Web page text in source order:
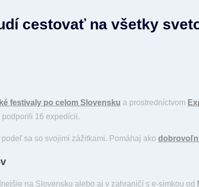
cestovať na všetky
festivaly po celom Slovensku a prostredníctvom
16 expedícii.
podeľ sa so svojimi zážitkami. Pomáhaj ako
na Slovensku alebo aj v zahraničí s e-simkou od